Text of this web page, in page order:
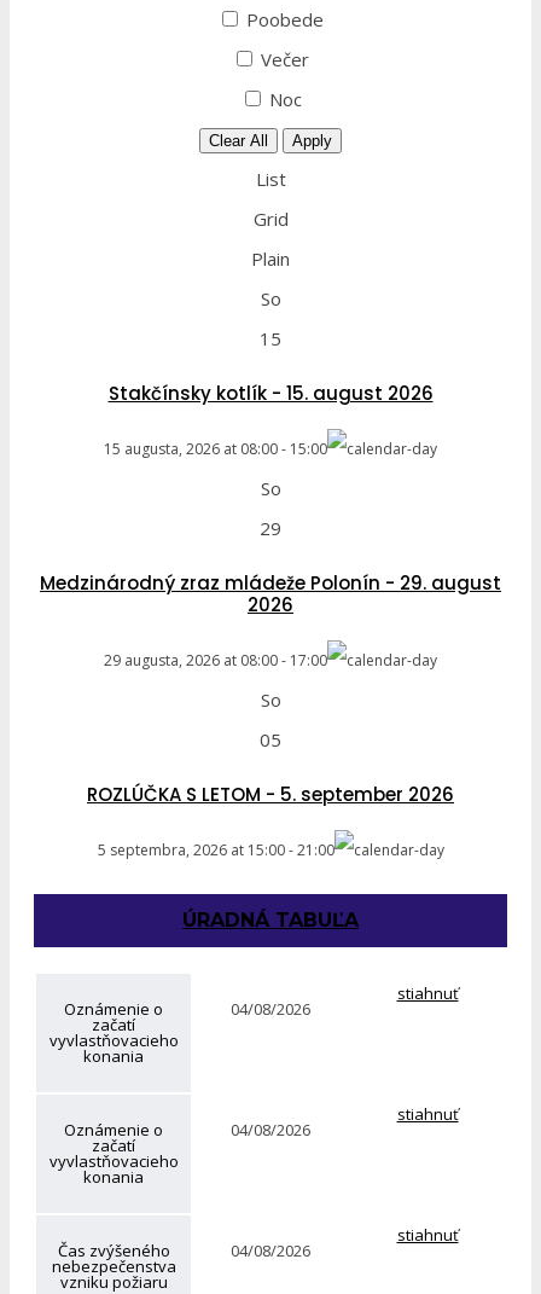
Poobede
Večer
Noc
Clear All Apply
List
Grid
Plain
So
15
Stakčínsky kotlík - 15. august 2026
15 augusta, 2026 at 08:00- 15:00
So
29
Medzinárodný zraz mládeže Polonín - 29. august
2026
29 augusta, 2026 at 08:00- 17:00
So
05
ROZLÚČKA S LETOM - 5. september 2026
5 septembra, 2026 at 15:00-21:00
ÚRADNÁ TABUĽA
Oznámenie o
začatí
vyvlastňovacieho
konania
04/08/2026
stiahnuť
Oznámenie o
začatí
vyvlastňovacieho
konania
04/08/2026
stiahnuť
Čas zvýšeného
nebezpečenstva
vzniku požiaru
04/08/2026
stiahnuť